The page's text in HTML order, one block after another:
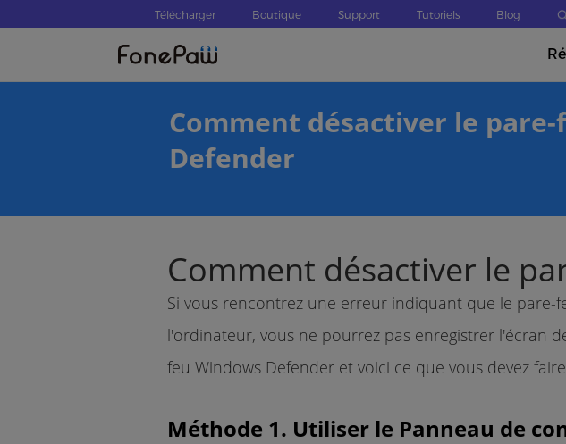
Télécharger Boutique Support Tutoriels Blog
Comment désactiver le
Defender
Comment désactiver le
Si vous rencontrez une erreur indiquant que le
l'ordinateur, vous ne pourrez pas enregistrer l'écran
feu Windows Defender et voici ce que vous devez
Méthode 1. Utiliser le Panneau de